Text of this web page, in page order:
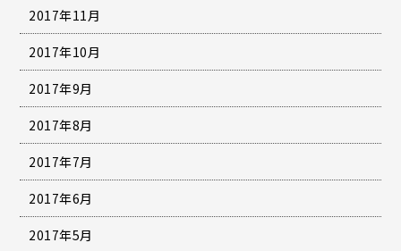
2017年11月
2017年10月
2017年9月
2017年8月
2017年7月
2017年6月
2017年5月